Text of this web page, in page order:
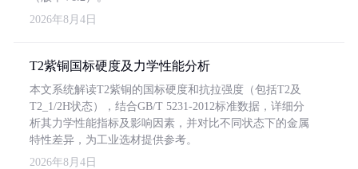
2026年8月4日
T2紫铜国标硬度及力学性能分析
本文系统解读T2紫铜的国标硬度和抗拉强度（包括T2及
T2_1/2H状态），结合GB/T 5231-2012标准数据，详细分
析其力学性能指标及影响因素，并对比不同状态下的金属
特性差异，为工业选材提供参考。
2026年8月4日